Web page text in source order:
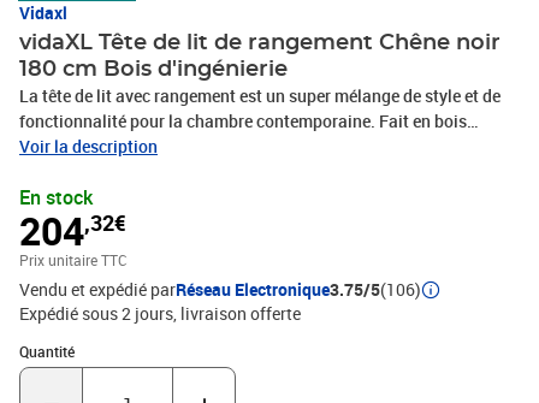
Vidaxl
vidaXL Tête de lit de rangement Chêne noir
180 cm Bois d'ingénierie
La tête de lit avec rangement est un super mélange de style et de
fonctionnalité pour la chambre contemporaine. Fait en bois
d'ingénierie, son design minimaliste offre beaucoup d'espace pour
s'intégrant parfaitement dans tout style de chambre moderne, tout
en répondant aux besoins de ceux qui aiment une esthétique
soignée et un design réfléchi. Matériaux: Fait entièrement en bois
d'ingénierie, cette tête de lit est stable et a une surface lisse. Le
grain et la texture du matériau donnent une vibe chaleureuse,
idéale pour tout lit tout en étant super durable.Composants Inclus:
Elle est dotée d'étagères en planches solides parfaites pour les
livres et les objets de déco. Ces étagères rendent tout accessible et
Voir la description
En stock
204,32€
Prix unitaire TTC
Vendu et expédié parRéseau Electronique3.75/5(106)
Expédié sous 2 jours livraison offerte
Quantité
Quantité : 1